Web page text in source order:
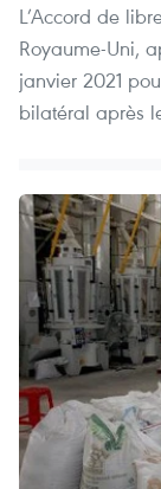
L’Accord de
Royaume-Uni,
janvier 2021
bilatéral après